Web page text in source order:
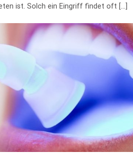
ist. Solch ein Eingriff findet oft [...]